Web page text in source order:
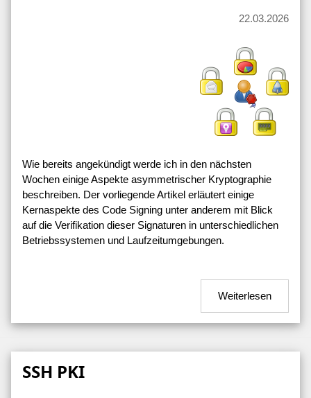
22.03.2026
Wie bereits angekündigt werde ich in den nächsten
Wochen einige Aspekte asymmetrischer Kryptographie
beschreiben. Der vorliegende Artikel erläutert einige
Kernaspekte des Code Signing unter anderem mit Blick
auf die Verifikation dieser Signaturen in unterschiedlichen
Betriebssystemen und Laufzeitumgebungen.
Weiterlesen
SSH PKI